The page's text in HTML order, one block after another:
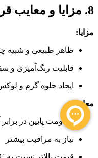
8. مزایا و معایب قرنیز MDF
مزایا:
ظاهر طبیعی و شبیه
قابلیت رنگ‌آمیزی و
ایجاد جلوه گرم و
معایب:
مقاومت پایین در
نیاز به مراقبت بیشتر